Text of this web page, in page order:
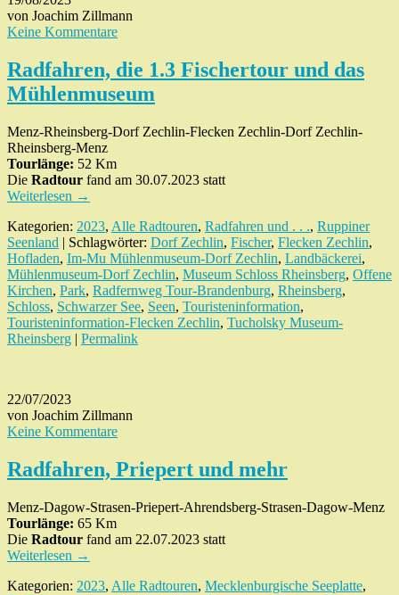
von Joachim Zillmann
Keine Kommentare
Radfahren, die 1.3 Fischertour und das
Mühlenmuseum
Menz-Rheinsberg-Dorf Zechlin-Flecken Zechlin-Dorf Zechlin-
Rheinsberg-Menz
Tourlänge: 52 Km
Die Radtour fand am 30.07.2023 statt
Weiterlesen →
Kategorien: 2023, Alle Radtouren, Radfahren und . . ., Ruppiner
Seenland | Schlagwörter: Dorf Zechlin, Fischer, Flecken Zechlin,
Hofladen, Im-Mu Mühlenmuseum-Dorf Zechlin, Landbäckerei,
Mühlenmuseum-Dorf Zechlin, Museum Schloss Rheinsberg, Offene
Kirchen, Park, Radfernweg Tour-Brandenburg, Rheinsberg,
Schloss, Schwarzer See, Seen, Touristeninformation,
Touristeninformation-Flecken Zechlin, Tucholsky Museum-
Rheinsberg | Permalink
22/07/2023
von Joachim Zillmann
Keine Kommentare
Radfahren, Priepert und mehr
Menz-Dagow-Strasen-Priepert-Ahrendsberg-Strasen-Dagow-Menz
Tourlänge: 65 Km
Die Radtour fand am 22.07.2023 statt
Weiterlesen →
Kategorien: 2023, Alle Radtouren, Mecklenburgische Seeplatte,